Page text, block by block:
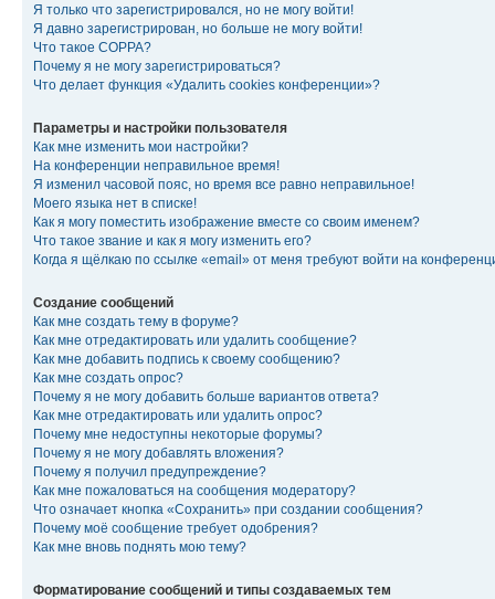
Я только что зарегистрировался, но не могу войти!
Я давно зарегистрирован, но больше не могу войти!
Что такое COPPA?
Почему я не могу зарегистрироваться?
Что делает функция «Удалить cookies конференции»?
Параметры и настройки пользователя
Как мне изменить мои настройки?
На конференции неправильное время!
Я изменил часовой пояс, но время все равно неправильное!
Моего языка нет в списке!
Как я могу поместить изображение вместе со своим именем?
Что такое звание и как я могу изменить его?
Когда я щёлкаю по ссылке «email» от меня требуют войти на
Создание сообщений
Как мне создать тему в форуме?
Как мне отредактировать или удалить сообщение?
Как мне добавить подпись к своему сообщению?
Как мне создать опрос?
Почему я не могу добавить больше вариантов ответа?
Как мне отредактировать или удалить опрос?
Почему мне недоступны некоторые форумы?
Почему я не могу добавлять вложения?
Почему я получил предупреждение?
Как мне пожаловаться на сообщения модератору?
Что означает кнопка «Сохранить» при создании сообщения?
Почему моё сообщение требует одобрения?
Как мне вновь поднять мою тему?
Форматирование сообщений и типы создаваемых тем